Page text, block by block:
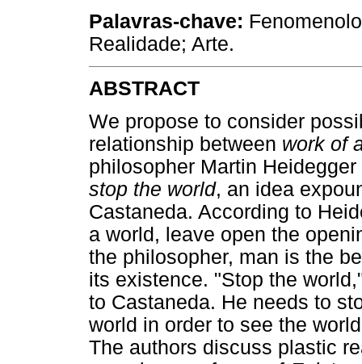
Palavras-chave:
Realidade; Arte.
ABSTRACT
We propose to consider
relationship between work of
philosopher Martin
stop the world, an idea
Castaneda. According to
a world, leave open the
the philosopher, man is the
its existence. "Stop the
to Castaneda. He needs to
world in order to see the
The authors discuss plastic